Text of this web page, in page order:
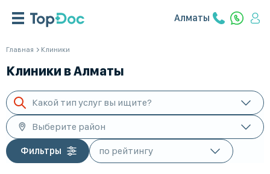
Алматы
Главная Клиники
Клиники в Алматы
Какой тип услуг вы ищите?
Выберите район
Фильтры